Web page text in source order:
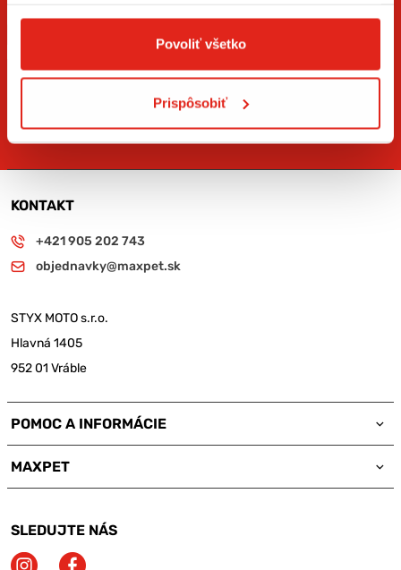
Povoliť všetko
Prispôsobiť
spracovaním osobných údajov
PRIHLÁSIŤ SA
KONTAKT
+421 905 202 743
objednavky@maxpet.sk
STYX MOTO s.r.o.
Hlavná 1405
952 01 Vráble
POMOC A INFORMÁCIE
MAXPET
SLEDUJTE NÁS